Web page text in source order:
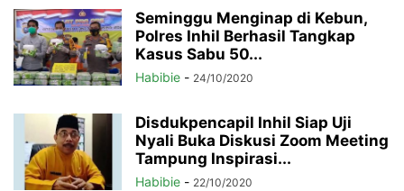
Seminggu Menginap di Kebun,
Polres Inhil Berhasil Tangkap
Kasus Sabu 50...
Habibie - 24/10/2020
Disdukpencapil Inhil Siap Uji
Nyali Buka Diskusi Zoom Meeting
Tampung Inspirasi...
Habibie - 22/10/2020